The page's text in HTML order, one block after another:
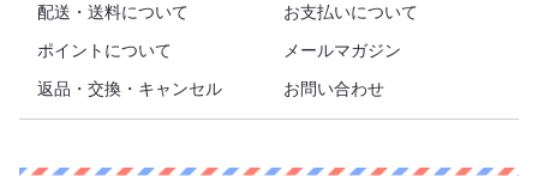
配送・送料について
お支払いについて
ポイントについて
メールマガジン
返品・交換・キャンセル
お問い合わせ